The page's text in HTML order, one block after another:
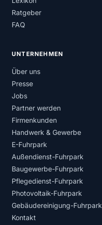
Ratgeber
FAQ
UNTERNEHMEN
Über uns
Presse
Jobs
Partner werden
Firmenkunden
Handwerk & Gewerbe
E-Fuhrpark
Außendienst-Fuhrpark
Baugewerbe-Fuhrpark
Pflegedienst-Fuhrpark
Photovoltaik-Fuhrpark
Gebäudereinigung-Fuhrpark
Kontakt